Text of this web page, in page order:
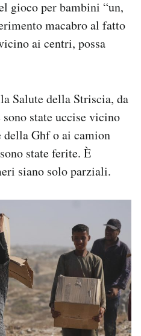
gioco per bambini “un,
macabro al fatto
ai centri, possa
Salute della Striscia, da
state uccise vicino
Ghf o ai camion
state ferite. È
siano solo parziali.